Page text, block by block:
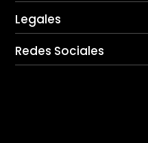
Legales
Redes Sociales